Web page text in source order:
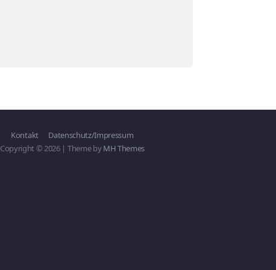
Kontakt
Datenschutz/Impressum
Copyright © 2026 | Theme byMH Themes